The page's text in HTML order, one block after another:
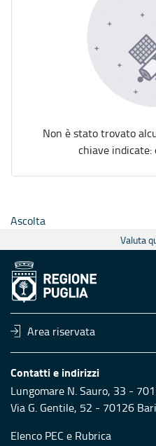
Non è stato trovato
chiave indicate:
Ascolta
Valuta
Area riservata
Contatti e indirizzi
Lungomare N. Sauro, 33 -
Via G. Gentile, 52 - 70126 Bari
Elenco PEC e Rubrica